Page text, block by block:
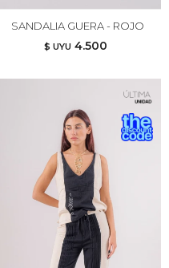
SANDALIA GUERA - ROJO
$ UYU 4.500